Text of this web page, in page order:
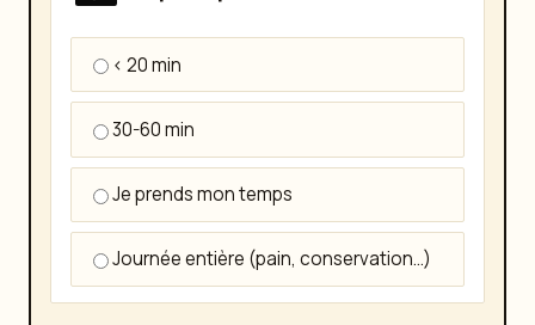
< 20 min
30-60 min
Je prends mon temps
Journée entière (pain, conservation…)